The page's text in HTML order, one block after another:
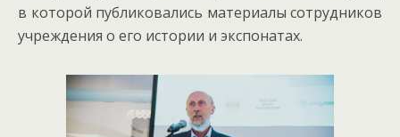
в которой публиковались материалы сотрудников
учреждения о его истории и экспонатах.